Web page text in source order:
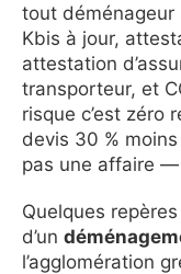
tout déménageur
Kbis à jour,
attestation
transporteur, et
risque c’est zéro
devis 30 %
pas une affaire —
Quelques
d’un
l’agglomération